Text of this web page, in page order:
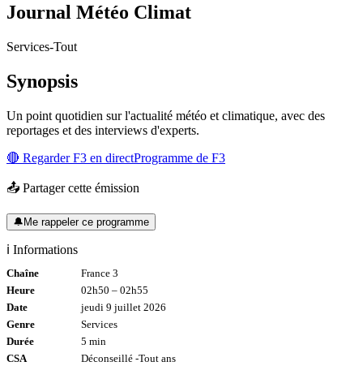
Journal Météo Climat
Services-Tout
Synopsis
Un point quotidien sur l'actualité météo et climatique, avec des
reportages et des interviews d'experts.
🔴 RegarderF3 en directProgramme de F3
📤 Partager cette émission
🔔Me rappeler ce programme
ℹ️ Informations
Chaîne
France 3
Heure
02h50 – 02h55
Date
jeudi 9 juillet 2026
Genre
Services
Durée
5 min
CSA
Déconseillé -Tout ans